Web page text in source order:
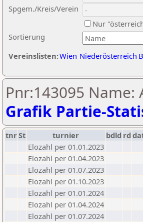
Sortierung
Spgem./Kreis/Verein
Nur
Vereinslisten:Wien Niederösterreich
Pnr:143095 Name:
Grafik Partie-
tnrSt turnier bdld rd
Elozahl per 01.01.2023
Elozahl per 01.04.2023
Elozahl per 01.07.2023
Elozahl per 01.10.2023
Elozahl per 01.01.2024
Elozahl per 01.04.2024
Elozahl per 01.07.2024